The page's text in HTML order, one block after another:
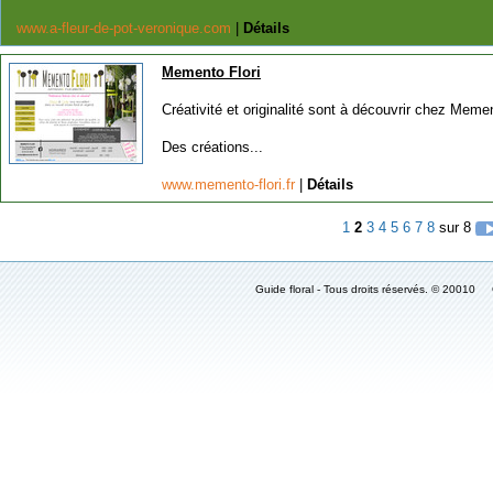
www.a-fleur-de-pot-veronique.com Détails
Memento Flori
Créativité et originalité sont à découvrir chez
Des créations...
www.memento-flori.fr Détails
1 2 3 4 5 6 7 8 sur 8
Guide floral - Tous droits réservés. ©